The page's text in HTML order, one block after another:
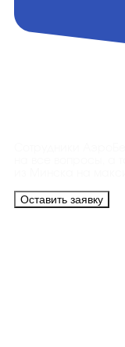
Оставить заявку